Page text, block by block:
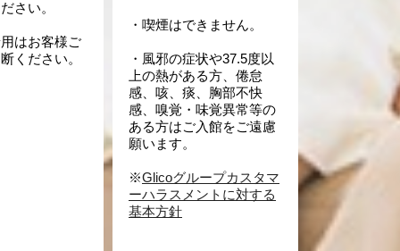
さい。
はお客様ご
ください。
・喫煙はできません。
・風邪の症状や37.5度以
上の熱がある方、倦怠
感、咳、痰、胸部不快
感、嗅覚・味覚異常等の
ある方はご入館をご遠慮
願います。
※Glicoグループカスタマ
ーハラスメントに対する
基本方針